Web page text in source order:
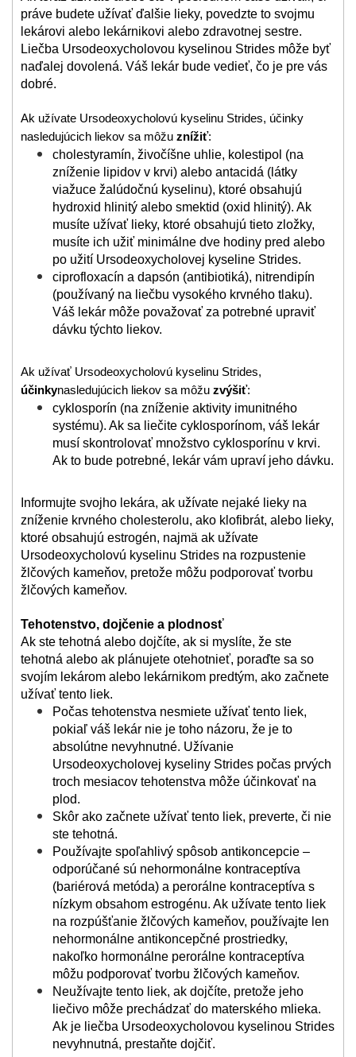
práve budete užívať ďalšie lieky, povedzte to svojmu
lekárovi alebo lekárnikovi alebo zdravotnej sestre.
Liečba Ursodeoxycholovou kyselinou Strides môže byť
naďalej dovolená. Váš lekár bude vedieť, čo je pre vás
dobré.
Ak užívate Ursodeoxycholovú kyselinu Strides, účinky
nasledujúcich liekov sa môžu znížiť:
cholestyramín, živočíšne uhlie, kolestipol (na
zníženie lipidov v krvi) alebo antacidá (látky
viažuce žalúdočnú kyselinu), ktoré obsahujú
hydroxid hlinitý alebo smektid (oxid hlinitý). Ak
musíte užívať lieky, ktoré obsahujú tieto zložky,
musíte ich užiť minimálne dve hodiny pred alebo
po užití Ursodeoxycholovej kyseline Strides.
ciprofloxacín a dapsón (antibiotiká), nitrendipín
(používaný na liečbu vysokého krvného tlaku).
Váš lekár môže považovať za potrebné upraviť
dávku týchto liekov.
Ak užívať Ursodeoxycholovú kyselinu Strides,
účinkynasledujúcich liekov sa môžu zvýšiť:
cyklosporín (na zníženie aktivity imunitného
systému). Ak sa liečite cyklosporínom, váš lekár
musí skontrolovať množstvo cyklosporínu v krvi.
Ak to bude potrebné, lekár vám upraví jeho dávku.
Informujte svojho lekára, ak užívate nejaké lieky na
zníženie krvného cholesterolu, ako klofibrát, alebo lieky,
ktoré obsahujú estrogén, najmä ak užívate
Ursodeoxycholovú kyselinu Strides na rozpustenie
žlčových kameňov, pretože môžu podporovať tvorbu
žlčových kameňov.
Tehotenstvo, dojčenie a plodnosť
Ak ste tehotná alebo dojčíte, ak si myslíte, že ste
tehotná alebo ak plánujete otehotnieť, poraďte sa so
svojím lekárom alebo lekárnikom predtým, ako začnete
užívať tento liek.
Počas tehotenstva nesmiete užívať tento liek,
pokiaľ váš lekár nie je toho názoru, že je to
absolútne nevyhnutné. Užívanie
Ursodeoxycholovej kyseliny Strides počas prvých
troch mesiacov tehotenstva môže účinkovať na
plod.
Skôr ako začnete užívať tento liek, preverte, či nie
ste tehotná.
Používajte spoľahlivý spôsob antikoncepcie –
odporúčané sú nehormonálne kontraceptíva
(bariérová metóda) a perorálne kontraceptíva s
nízkym obsahom estrogénu. Ak užívate tento liek
na rozpúšťanie žlčových kameňov, používajte len
nehormonálne antikoncepčné prostriedky,
nakoľko hormonálne perorálne kontraceptíva
môžu podporovať tvorbu žlčových kameňov.
Neužívajte tento liek, ak dojčíte, pretože jeho
liečivo môže prechádzať do materského mlieka.
Ak je liečba Ursodeoxycholovou kyselinou Strides
nevyhnutná, prestaňte dojčiť.